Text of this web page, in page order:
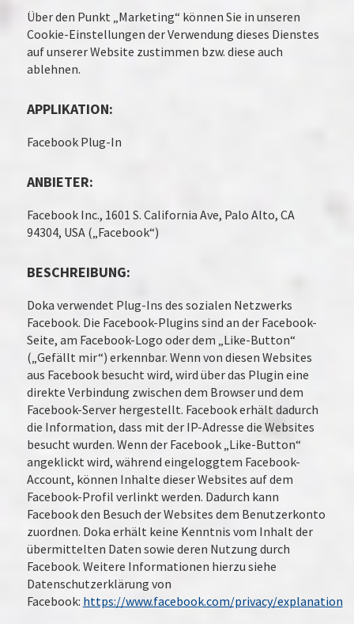
Über den Punkt „Marketing“ können Sie in unseren
Cookie-Einstellungen der Verwendung dieses Dienstes
auf unserer Website zustimmen bzw. diese auch
ablehnen.
APPLIKATION:
Facebook Plug-In
ANBIETER:
Facebook Inc., 1601 S. California Ave, Palo Alto, CA
94304, USA („Facebook“)
BESCHREIBUNG:
Doka verwendet Plug-Ins des sozialen Netzwerks
Facebook. Die Facebook-Plugins sind an der Facebook-
Seite, am Facebook-Logo oder dem „Like-Button“
(„Gefällt mir“) erkennbar. Wenn von diesen Websites
aus Facebook besucht wird, wird über das Plugin eine
direkte Verbindung zwischen dem Browser und dem
Facebook-Server hergestellt. Facebook erhält dadurch
die Information, dass mit der IP-Adresse die Websites
besucht wurden. Wenn der Facebook „Like-Button“
angeklickt wird, während eingeloggtem Facebook-
Account, können Inhalte dieser Websites auf dem
Facebook-Profil verlinkt werden. Dadurch kann
Facebook den Besuch der Websites dem Benutzerkonto
zuordnen. Doka erhält keine Kenntnis vom Inhalt der
übermittelten Daten sowie deren Nutzung durch
Facebook. Weitere Informationen hierzu siehe
Datenschutzerklärung von
Facebook: https://www.facebook.com/privacy/explanation